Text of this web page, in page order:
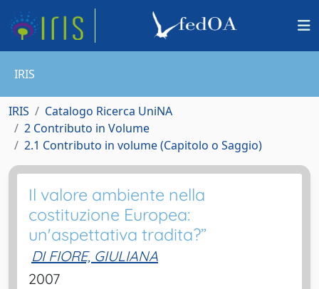
IRIS
IRIS
Catalogo Ricerca UniNA
2 Contributo in Volume
2.1 Contributo in volume (Capitolo o Saggio)
Il valore ambiente nella
costituzione Europea:
un'aspettativa tradita?”
DI FIORE, GIULIANA
2007